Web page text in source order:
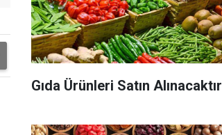
Gıda Ürünleri Satın Alınacaktır